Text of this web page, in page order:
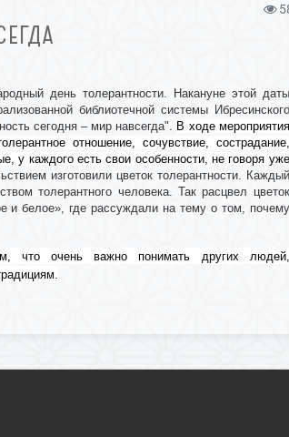
день толерантности. Накануне этой даты
библиотечной системы Ибресинского
сегодня – мир навсегда". В ходе мероприятия
отношение, сочувствие, сострадание,
у каждого есть свои особенности, не говоря уже
изготовили цветок толерантности. Каждый
толерантного человека. Так расцвел цветок
и белое», где рассуждали на тему о том, почему
что очень важно понимать других людей,